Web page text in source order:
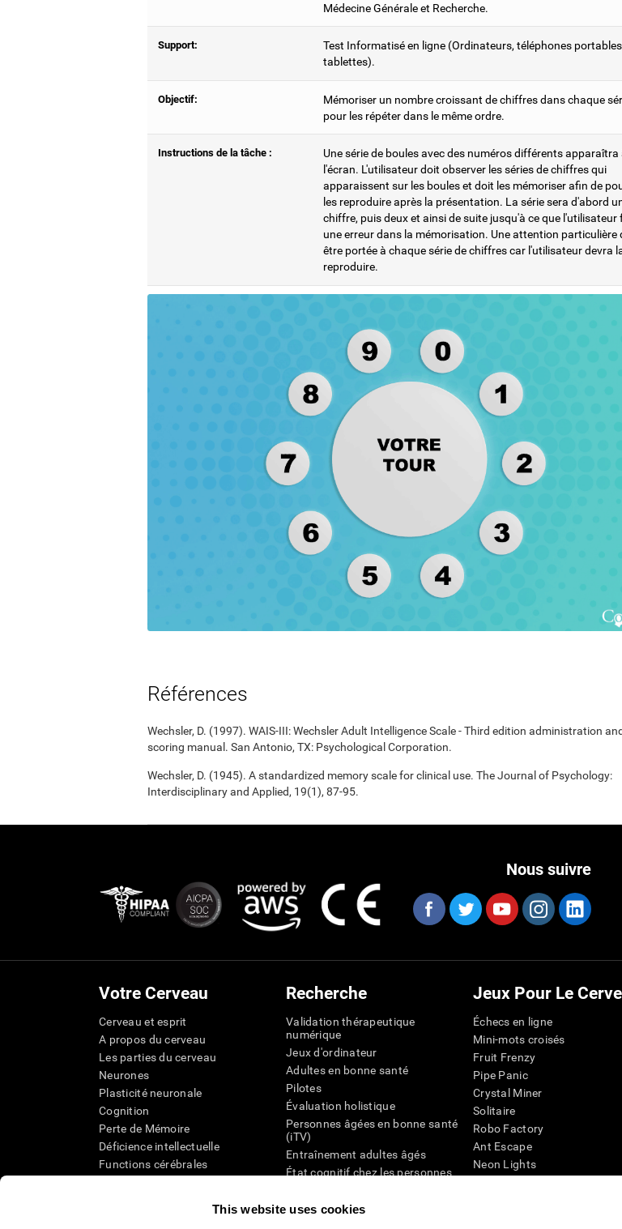
This website uses cookies
Médecine Générale et Recherche.
Support:
Test Informatisé en ligne (Ordinateurs, téléphones
tablettes).
Objectif:
Mémoriser un nombre croissant de chiffres dans chaque
pour les répéter dans le même ordre.
Instructions de la tâche :
Une série de boules avec des numéros différents apparaîtra
l'écran. L'utilisateur doit observer les séries de chiffres qui
apparaissent sur les boules et doit les mémoriser afin de
les reproduire après la présentation. La série sera d'abord
chiffre, puis deux et ainsi de suite jusqu'à ce que l'utilisateur
une erreur dans la mémorisation. Une attention particulière
être portée à chaque série de chiffres car l'utilisateur devra
reproduire.
Références
Wechsler, D. (1997). WAIS-III: Wechsler Adult Intelligence Scale - Third edition administration and
scoring manual. San Antonio, TX: Psychological Corporation.
Wechsler, D. (1945). A standardized memory scale for clinical use. The Journal of Psychology:
Interdisciplinary and Applied, 19(1), 87-95.
Nous suivre
Votre Cerveau
Cerveau et esprit
A propos du cerveau
Les parties du cerveau
Neurones
Plasticité neuronale
Cognition
Perte de Mémoire
Déficience intellectuelle
Functions cérébrales
Recherche
Validation thérapeutique
numérique
Jeux d'ordinateur
Adultes en bonne santé
Pilotes
Évaluation holistique
Personnes âgées en bonne santé
(iTV)
Entraînement adultes âgés
État cognitif chez les personnes
Révision systémique
Jeux Pour Le
Échecs en ligne
Mini-mots croisés
Fruit Frenzy
Pipe Panic
Crystal Miner
Solitaire
Robo Factory
Ant Escape
Neon Lights